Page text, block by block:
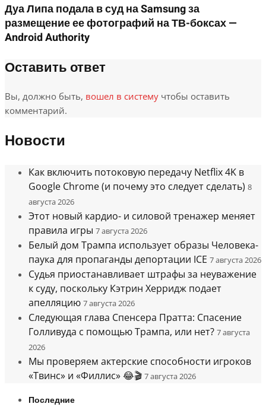
Дуа Липа подала в суд на Samsung за
размещение ее фотографий на ТВ-боксах —
Android Authority
Оставить ответ
Вы, должно быть, вошел в систему чтобы оставить
комментарий.
Новости
Как включить потоковую передачу Netflix 4K в
Google Chrome (и почему это следует сделать) 8
августа 2026
Этот новый кардио- и силовой тренажер меняет
правила игры 7 августа 2026
Белый дом Трампа использует образы Человека-
паука для пропаганды депортации ICE 7 августа 2026
Судья приостанавливает штрафы за неуважение
к суду, поскольку Кэтрин Херридж подает
апелляцию 7 августа 2026
Следующая глава Спенсера Пратта: Спасение
Голливуда с помощью Трампа, или нет? 7 августа
2026
Мы проверяем актерские способности игроков
«Твинс» и «Филлис» 😂🎬 7 августа 2026
Последние